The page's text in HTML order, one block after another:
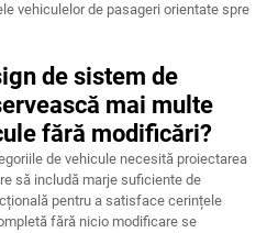
vehiculelor de pasageri orientate spre
de sistem de
mai multe
fără modificări?
de vehicule necesită proiectarea
să includă marje suficiente de
pentru a satisface cerințele
fără nicio modificare se